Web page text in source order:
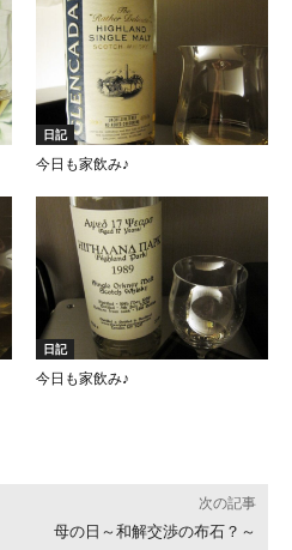
日記
今日も家飲み♪
日記
今日も家飲み♪
次の記事
母の日～和解交渉の布石？～